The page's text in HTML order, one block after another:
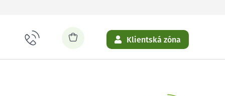
Klientská zóna